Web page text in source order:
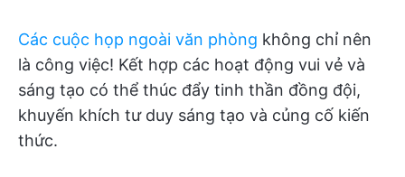
Các cuộc họp ngoài văn phòng không chỉ nên
là công việc! Kết hợp các hoạt động vui vẻ và
sáng tạo có thể thúc đẩy tinh thần đồng đội,
khuyến khích tư duy sáng tạo và củng cố kiến
thức.